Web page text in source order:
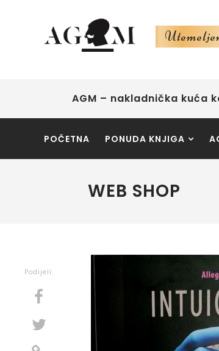
AGM – nakladnička kuća
POČETNA PONUDA KNJIGA
WEB SHOP
Podijeli: